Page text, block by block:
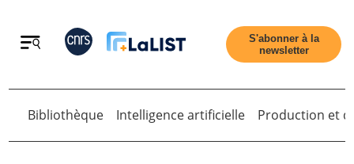
Retour
S'abonner à la
newsletter
Retour
Bibliothèque Intelligence artificielle Production et